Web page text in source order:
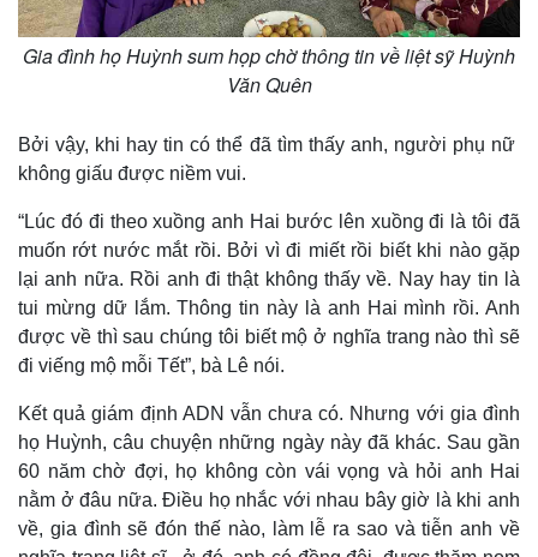
Pháp luật
Quân sự - Quốc phòng
Gia đình họ Huỳnh sum họp chờ thông tin về liệt sỹ Huỳnh
Văn Quên
Bởi vậy, khi hay tin có thể đã tìm thấy anh, người phụ nữ
không giấu được niềm vui.
“Lúc đó đi theo xuồng anh Hai bước lên xuồng đi là tôi đã
muốn rớt nước mắt rồi. Bởi vì đi miết rồi biết khi nào gặp
lại anh nữa. Rồi anh đi thật không thấy về. Nay hay tin là
tui mừng dữ lắm. Thông tin này là anh Hai mình rồi. Anh
được về thì sau chúng tôi biết mộ ở nghĩa trang nào thì sẽ
đi viếng mộ mỗi Tết”, bà Lê nói.
Kết quả giám định ADN vẫn chưa có. Nhưng với gia đình
họ Huỳnh, câu chuyện những ngày này đã khác. Sau gần
60 năm chờ đợi, họ không còn vái vọng và hỏi anh Hai
nằm ở đâu nữa. Điều họ nhắc với nhau bây giờ là khi anh
về, gia đình sẽ đón thế nào, làm lễ ra sao và tiễn anh về